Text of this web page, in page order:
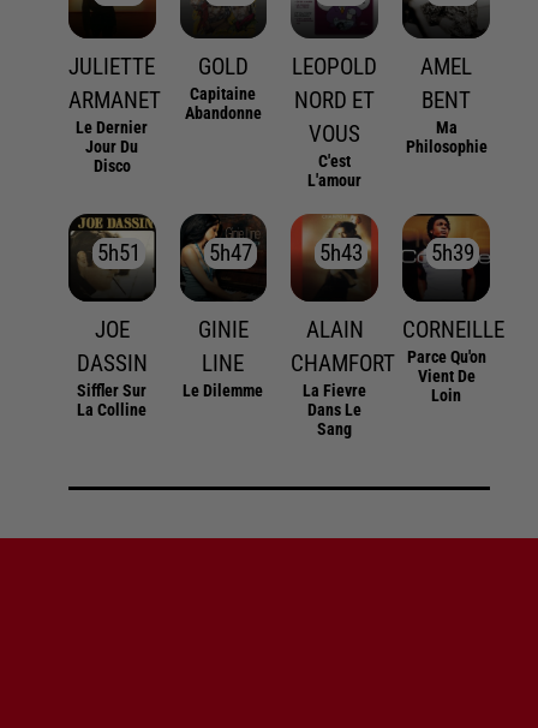
JULIETTE
ARMANET
Le Dernier
Jour Du
Disco
GOLD
Capitaine
Abandonne
LEOPOLD
NORD ET
VOUS
C'est
L'amour
AMEL
BENT
Ma
Philosophie
5h51
5h51
JOE
DASSIN
Siffler Sur
La Colline
5h47
5h47
GINIE
LINE
Le Dilemme
5h43
5h43
ALAIN
CHAMFORT
La Fievre
Dans Le
Sang
5h39
5h39
CORNEILLE
Parce Qu'on
Vient De
Loin